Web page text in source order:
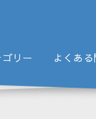
リー よくあ